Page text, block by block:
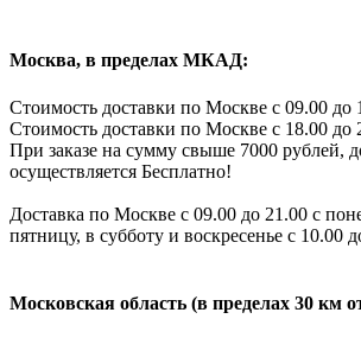
Москва, в пределах МКАД:
Стоимость доставки по Москве с 09.00 до
Стоимость доставки по Москве с 18.00 до
При заказе на сумму свыше 7000 рублей,
осуществляется Бесплатно!
Доставка по Москве с 09.00 до 21.00 с
пятницу, в субботу и воскресенье с 10.00
Московская область (в пределах 30 км